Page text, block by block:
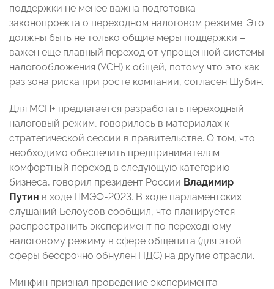
поддержки не менее важна подготовка
законопроекта о переходном налоговом режиме. Это
должны быть не только общие меры поддержки –
важен еще плавный переход от упрощенной системы
налогообложения (УСН) к общей, потому что это как
раз зона риска при росте компании, согласен Шубин.
Для МСП+ предлагается разработать переходный
налоговый режим, говорилось в материалах к
стратегической сессии в правительстве. О том, что
необходимо обеспечить предпринимателям
комфортный переход в следующую категорию
бизнеса, говорил президент России Владимир
Путин в ходе ПМЭФ-2023. В ходе парламентских
слушаний Белоусов сообщил, что планируется
распространить эксперимент по переходному
налоговому режиму в сфере общепита (для этой
сферы бессрочно обнулен НДС) на другие отрасли.
Минфин признал проведение эксперимента